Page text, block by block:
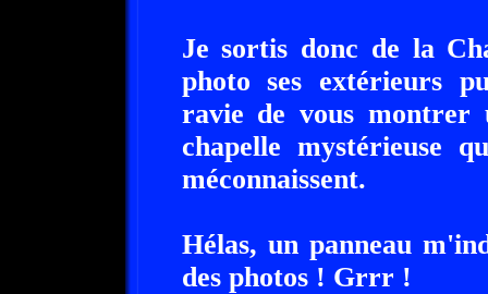
Je sortis donc de la
photo ses extérieurs
ravie de vous montrer
chapelle mystérieuse
méconnaissent.
Hélas, un panneau
des photos ! Grrr !